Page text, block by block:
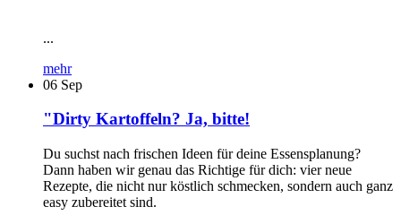
...
mehr
06 Sep
"Dirty Kartoffeln? Ja, bitte!
Du suchst nach frischen Ideen für deine Essensplanung?
Dann haben wir genau das Richtige für dich: vier neue
Rezepte, die nicht nur köstlich schmecken, sondern auch ganz
easy zubereitet sind.